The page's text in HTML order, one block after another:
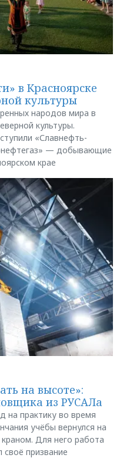
в Красноярске
культуры
народов мира в
культуры.
«Славнефть-
— добывающие
крае
на высоте»:
из РУСАЛа
на практику во время
учёбы вернулся на
Для него работа
призвание